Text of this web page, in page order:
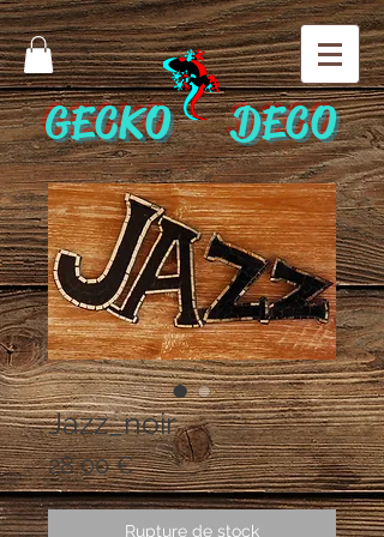
GECKO DECO
Jazz_noir
28,00 €Prix
Rupture de stock